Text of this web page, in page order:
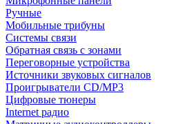
Ручные
Мобильные трибуны
Системы связи
Обратная связь с зонами
Переговорные устройства
Источники звуковых сигналов
Проигрыватели CD/MP3
Цифровые тюнеры
Internet радио